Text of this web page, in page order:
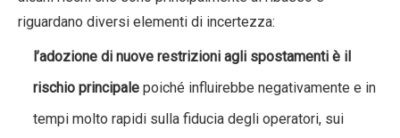
riguardano diversi elementi di incertezza:
l’adozione di nuove restrizioni agli spostamenti è il
rischio principale poiché influirebbe negativamente e in
tempi molto rapidi sulla fiducia degli operatori, sui